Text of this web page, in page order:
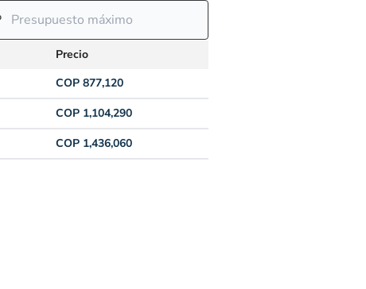
Precio
COP 877,120
COP 1,104,290
COP 1,436,060